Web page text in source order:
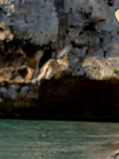
ERJ-195 i
de Gaulle
ist Hauptbasis
T1 mit